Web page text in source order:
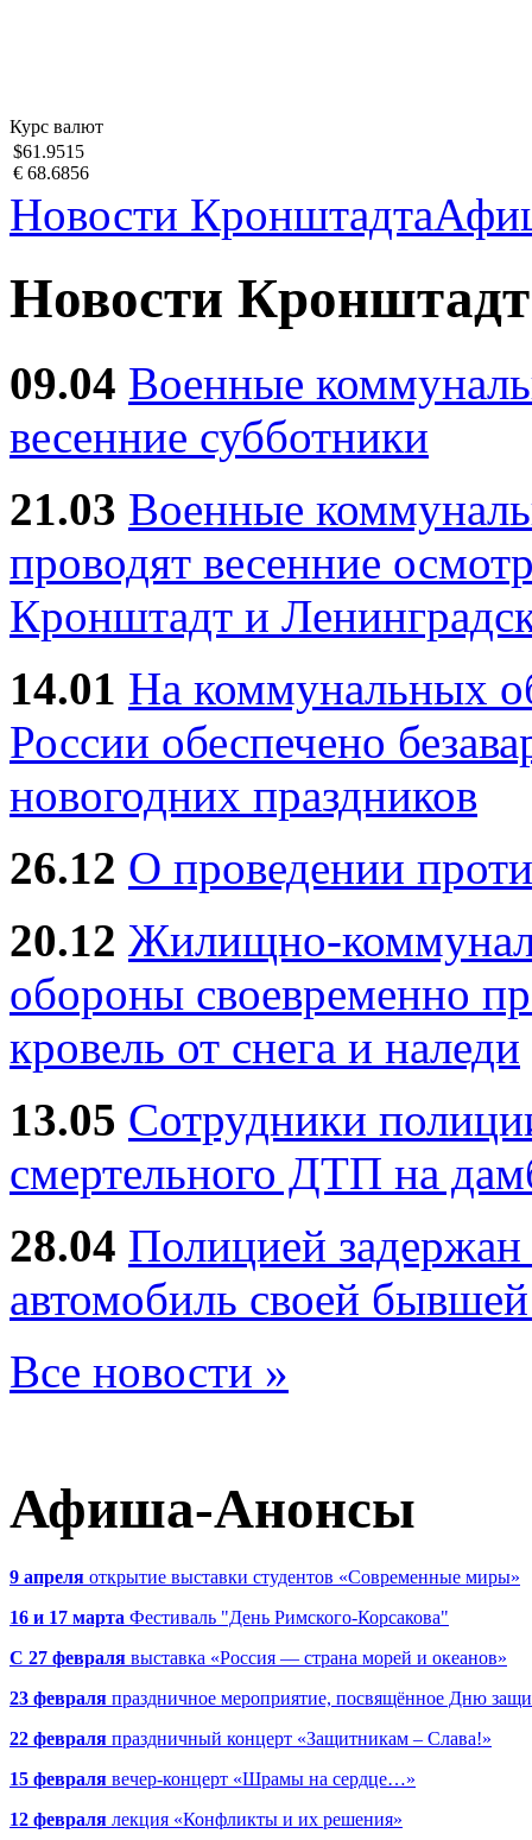
Курс валют
$61.9515
€ 68.6856
Новости Кронштадта
Новости
09.04 Военные
весенние субботники
21.03 Военные
проводят весенние
Кронштадт и
14.01 На коммунальных
России обеспечено
новогодних праздников
26.12 О проведении
20.12 Жилищно-
обороны своевременно
кровель от снега и наледи
13.05 Сотрудники
смертельного ДТП на
28.04 Полицией
автомобиль своей
Все новости »
Афиша-Анонсы
9 апреля открытие выставки студентов «Современные миры»
16 и 17 марта Фестиваль "День Римского-Корсакова"
С 27 февраля выставка «Россия — страна морей и океанов»
23 февраля праздничное мероприятие, посвящённое Дню
22 февраля праздничный концерт «Защитникам – Слава!»
15 февраля вечер-концерт «Шрамы на сердце…»
12 февраля лекция «Конфликты и их решения»